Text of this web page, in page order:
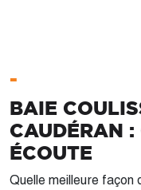
-
BAIE
CAUDÉRAN
ÉCOUTE
Quelle meilleure façon